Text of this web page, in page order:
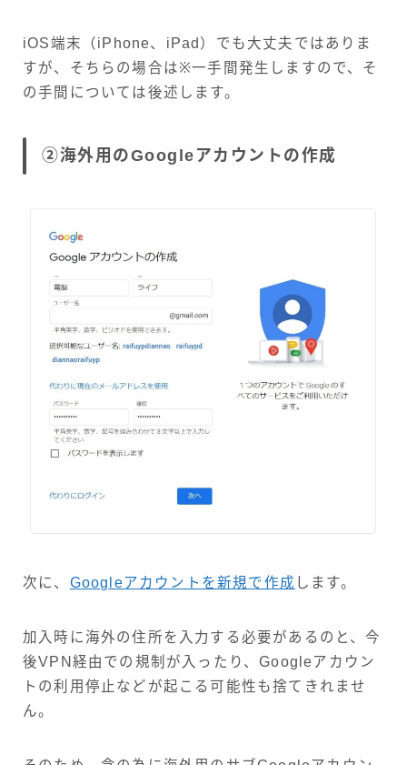
iOS端末（iPhone、iPad）でも大丈夫ではありま
すが、そちらの場合は※一手間発生しますので、そ
の手間については後述します。
②海外用のGoogleアカウントの作成
次に、 Googleアカウントを新規で作成 します。
加入時に海外の住所を入力する必要があるのと、今
後VPN経由での規制が入ったり、Googleアカウン
トの利用停止などが起こる可能性も捨てきれませ
ん。